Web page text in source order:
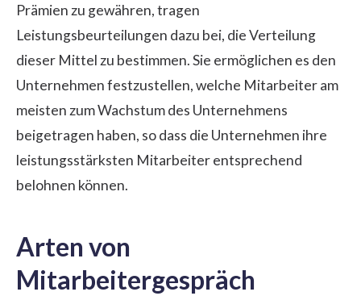
Prämien zu gewähren, tragen
Leistungsbeurteilungen dazu bei, die Verteilung
dieser Mittel zu bestimmen. Sie ermöglichen es den
Unternehmen festzustellen, welche Mitarbeiter am
meisten zum Wachstum des Unternehmens
beigetragen haben, so dass die Unternehmen ihre
leistungsstärksten Mitarbeiter entsprechend
belohnen können.
Arten von
Mitarbeitergespräch